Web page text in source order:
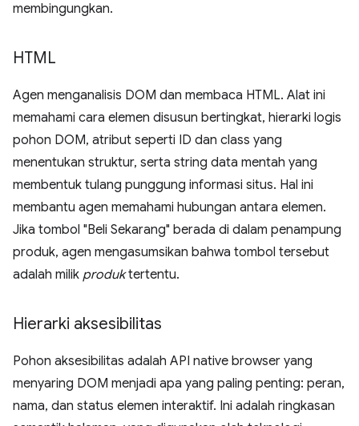
membingungkan.
HTML
Agen menganalisis DOM dan membaca HTML. Alat ini
memahami cara elemen disusun bertingkat, hierarki logis
pohon DOM, atribut seperti ID dan class yang
menentukan struktur, serta string data mentah yang
membentuk tulang punggung informasi situs. Hal ini
membantu agen memahami hubungan antara elemen.
Jika tombol "Beli Sekarang" berada di dalam penampung
produk, agen mengasumsikan bahwa tombol tersebut
adalah milik produktertentu.
Hierarki aksesibilitas
Pohon aksesibilitas adalah API native browser yang
menyaring DOM menjadi apa yang paling penting: peran,
nama, dan status elemen interaktif. Ini adalah ringkasan